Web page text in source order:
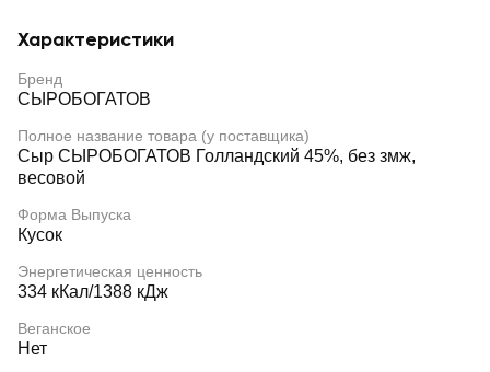
Характеристики
Бренд
СЫРОБОГАТОВ
Полное название товара (у поставщика)
Сыр СЫРОБОГАТОВ Голландский 45%, без змж,
весовой
Форма Выпуска
Кусок
Энергетическая ценность
334 кКал/1388 кДж
Веганское
Нет